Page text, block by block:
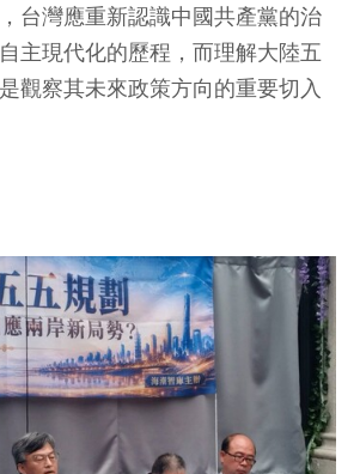
台灣應重新認識中國共產黨的治
主現代化的歷程，而理解大陸五
觀察其未來政策方向的重要切入